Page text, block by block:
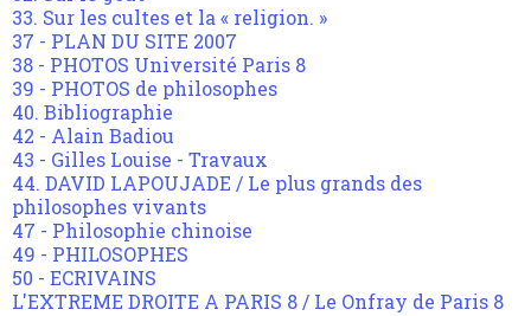
33. Sur les cultes et la « religion. »
37 - PLAN DU SITE 2007
38 - PHOTOS Université Paris 8
39 - PHOTOS de philosophes
40. Bibliographie
42 - Alain Badiou
43 - Gilles Louise - Travaux
44. DAVID LAPOUJADE / Le plus grands des
philosophes vivants
47 - Philosophie chinoise
49 - PHILOSOPHES
50 - ECRIVAINS
L'EXTREME DROITE A PARIS 8 / Le Onfray de Paris 8